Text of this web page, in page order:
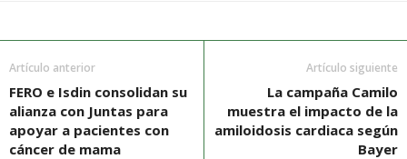
Artículo anterior
FERO e Isdin consolidan su
alianza con Juntas para
apoyar a pacientes con
cáncer de mama
Artículo siguiente
La campaña Camilo
muestra el impacto de la
amiloidosis cardiaca según
Bayer